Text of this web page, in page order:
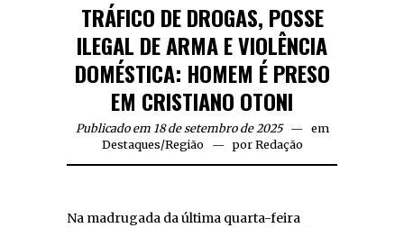
TRÁFICO DE DROGAS, POSSE
ILEGAL DE ARMA E VIOLÊNCIA
DOMÉSTICA: HOMEM É PRESO
EM CRISTIANO OTONI
Publicado em 18 de setembro de 2025
em
Destaques/Região por Redação
Na madrugada da última quarta-feira